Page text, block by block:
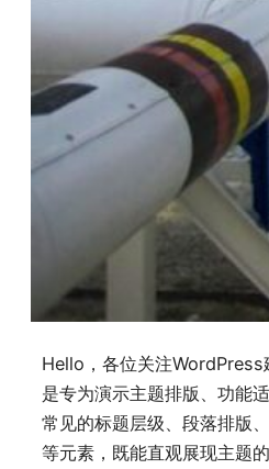
Hello，各位关注WordPress
是专为演示主题排版、功能
常见的标题层级、段落排版
等元素，既能直观展现主题